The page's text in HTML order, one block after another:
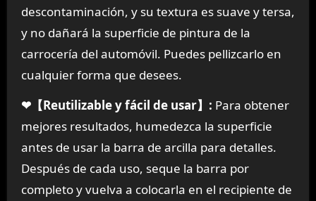
descontaminación, y su textura es suave y tersa,
y no dañará la superficie de pintura de la
carrocería del automóvil. Puedes pellizcarlo en
cualquier forma que desees.
❤【Reutilizable y fácil de usar】: Para obtener
mejores resultados, humedezca la superficie
antes de usar la barra de arcilla para detalles.
Después de cada uso, seque la barra por
completo y vuelva a colocarla en el recipiente de